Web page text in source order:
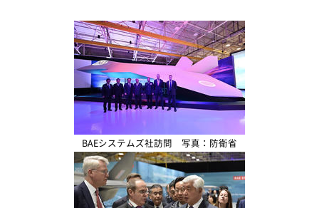
BAEシステムズ社訪問 写真：防衛省